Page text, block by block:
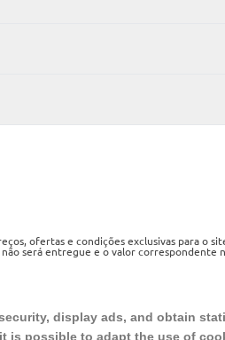
display ads, and obtain
is possible to adapt the use of
ofertas e condições exclusivas para
será entregue e o valor correspondente